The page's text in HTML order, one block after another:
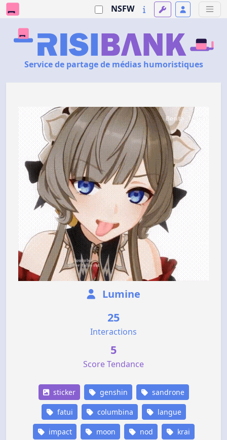
NSFW
Service de partage de médias humoristiques
Lumine
25
Interactions
5
Score Tendance
sticker genshin sandrone
fatui columbina langue
impact moon nod krai